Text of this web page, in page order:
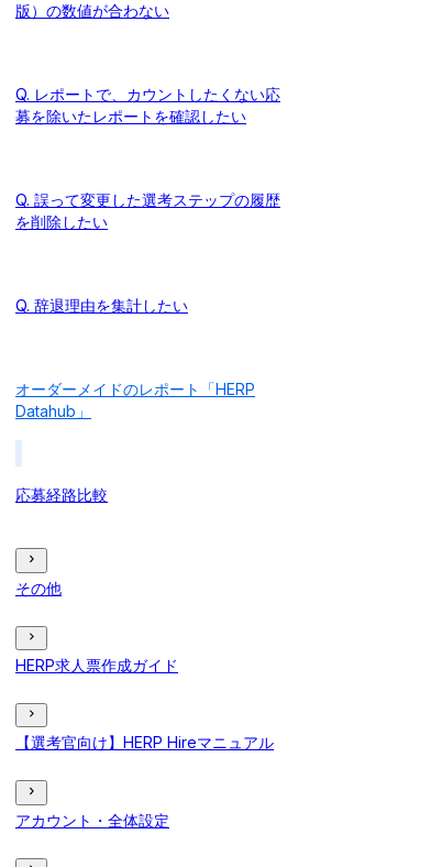
版）の数値が合わない
Q. レポートで、カウントしたくない応
募を除いたレポートを確認したい
Q. 誤って変更した選考ステップの履歴
を削除したい
Q. 辞退理由を集計したい
オーダーメイドのレポート「HERP
Datahub」
応募経路比較
その他
HERP求人票作成ガイド
【選考官向け】HERP Hireマニュアル
アカウント・全体設定